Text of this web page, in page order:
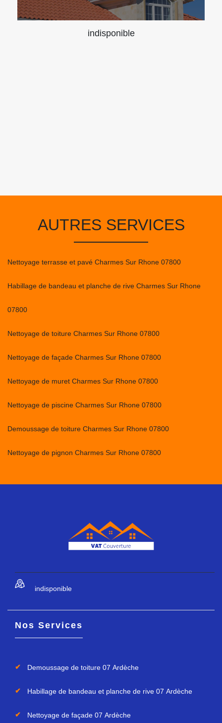
indisponible
AUTRES SERVICES
Nettoyage terrasse et pavé Charmes Sur Rhone 07800
Habillage de bandeau et planche de rive Charmes Sur Rhone
07800
Nettoyage de toiture Charmes Sur Rhone 07800
Nettoyage de façade Charmes Sur Rhone 07800
Nettoyage de muret Charmes Sur Rhone 07800
Nettoyage de piscine Charmes Sur Rhone 07800
Demoussage de toiture Charmes Sur Rhone 07800
Nettoyage de pignon Charmes Sur Rhone 07800
indisponible
Nos Services
Demoussage de toiture 07 Ardèche
Habillage de bandeau et planche de rive 07 Ardèche
Nettoyage de façade 07 Ardèche